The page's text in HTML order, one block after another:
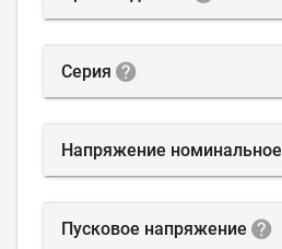
Серия
Напряжение номинальное
Пусковое напряжение